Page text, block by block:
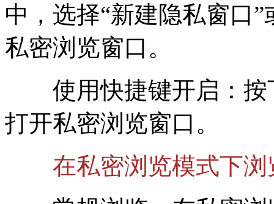
中，选择“新建隐私窗口
私密浏览窗口。
使用快捷键开启：按
打开私密浏览窗口。
在私密浏览模式下浏